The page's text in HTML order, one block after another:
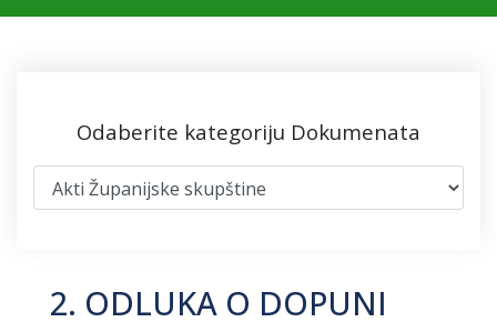
Odaberite kategoriju Dokumenata
2. ODLUKA O DOPUNI